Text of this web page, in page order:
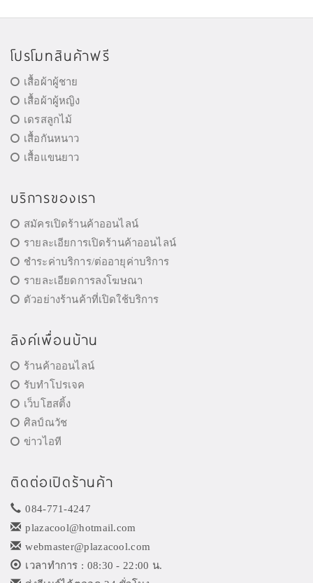
โปรโมทสินค้าฟรี
เสื้อผ้าผู้ชาย
เสื้อผ้าผู้หญิง
เดรสลูกไม้
เสื้อกันหนาว
เสื้อแขนยาว
บริการของเรา
สมัครเปิดร้านค้าออนไลน์
รายละเอียการเปิดร้านค้าออนไลน์
ชำระค่าบริการ/ต่ออายุค่าบริการ
รายละเอียดการลงโฆษณา
ตัวอย่างร้านค้าที่เปิดใช้บริการ
ลิงค์เพื่อนบ้าน
ร้านค้าออนไลน์
รับทำโปรเจค
เว็บโฮสติ้ง
ศิลป์ณวัช
ข่าวไอที
ติดต่อเปิดร้านค้า
084-771-4247
plazacool@hotmail.com
webmaster@plazacool.com
เวลาทำการ : 08:30 - 22:00 น.